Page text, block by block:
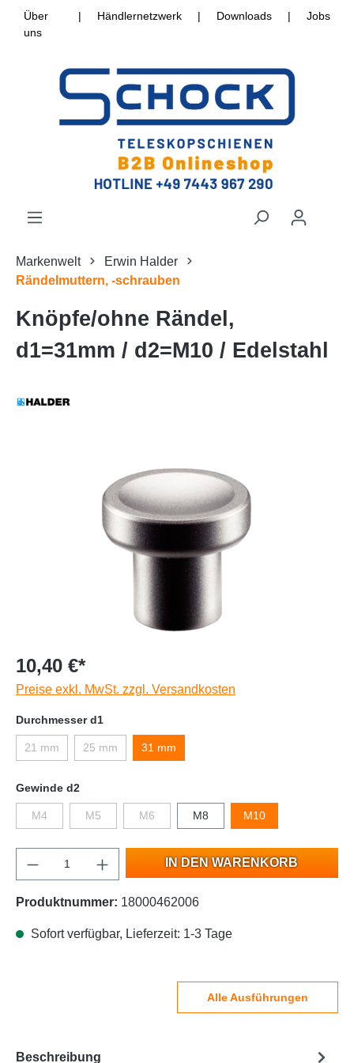
Über
uns
| Händlernetzwerk | Downloads | Jobs
Markenwelt
Erwin Halder
Rändelmuttern, -schrauben
Knöpfe/ohne Rändel,
d1=31mm / d2=M10 / Edelstahl
10,40 €*
Preise exkl. MwSt. zzgl. Versandkosten
Durchmesser d1
21 mm 25 mm 31 mm
Gewinde d2
M4 M5 M6 M8 M10
IN DEN WARENKORB
Produktnummer: 18000462006
Sofort verfügbar, Lieferzeit: 1-3 Tage
Alle Ausführungen
Beschreibung